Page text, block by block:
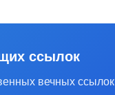
ссылок
вечных ссылок